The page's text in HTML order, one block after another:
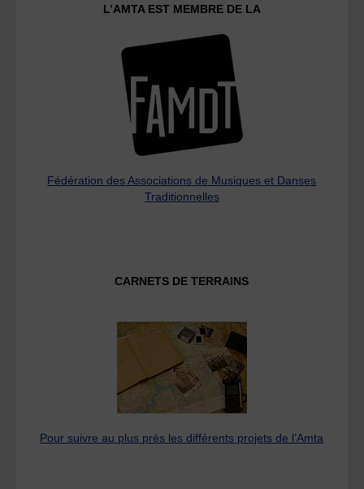
L’AMTA EST MEMBRE DE LA
Fédération des Associations de Musiques et Danses
Traditionnelles
CARNETS DE TERRAINS
Pour suivre au plus près les différents projets de l’Amta